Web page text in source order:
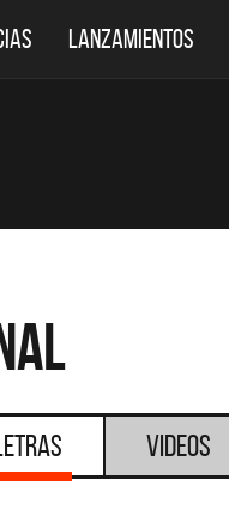
LANZAMIENTOS
Videos
DESTACADOS